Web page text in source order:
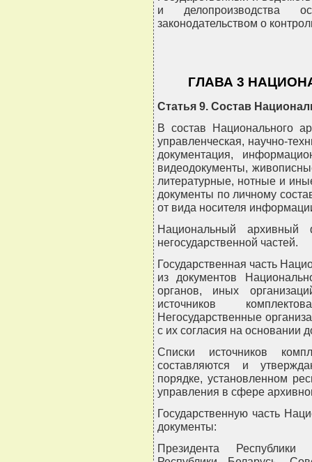
и делопроизводства
законодательством о
ГЛАВА 3
Статья 9. Состав
В состав Национального
управленческая, научно-
документация,
видеодокументы,
литературные, нотные и
документы по личному
от вида носителя
Национальный архивный
негосударственной частей.
Государственная часть
из документов
органов, иных
источников
Негосударственные
с их согласия на основании
Списки источников
составляются и
порядке, установленном
управления в сфере
Государственную часть
документы:
Президента Республики